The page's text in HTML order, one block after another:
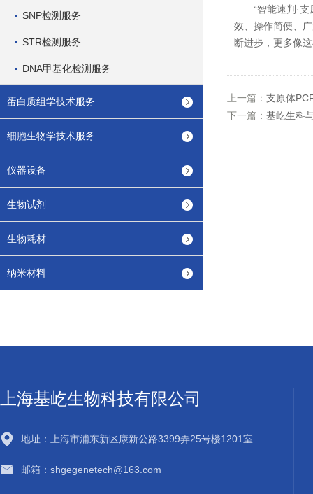
SNP检测服务
STR检测服务
DNA甲基化检测服务
蛋白质组学技术服务
细胞生物学技术服务
仪器设备
生物试剂
生物耗材
纳米材料
“智能速判·支
效、操作简便、
断进步，更多像
上一篇： 支原体
下一篇： 基屹生科
上海基屹生物科技有限公司
地址：上海市浦东新区康新公路3399弄25号楼1201室
邮箱：shgegenetech@163.com